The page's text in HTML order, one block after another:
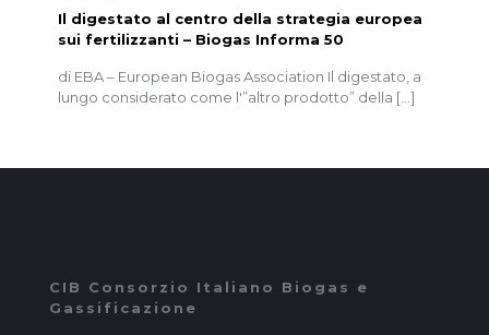
Il digestato al centro della strategia europea
sui fertilizzanti – Biogas Informa 50
di EBA – European Biogas Association Il digestato, a
lungo considerato come l'”altro prodotto” della […]
CIB Consorzio Italiano Biogas e
Gassificazione